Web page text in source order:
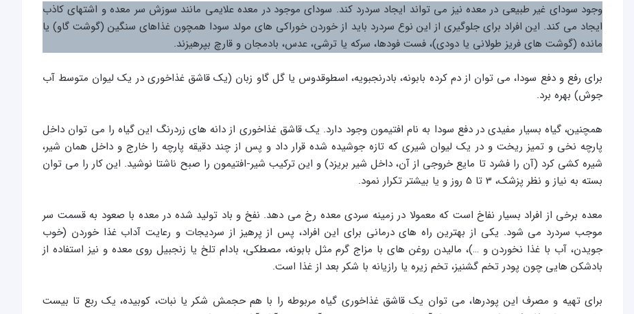
وجود سودای غیر طبیعی در معده نیز می تواند ایجاد سردرد کند. سودای موجود در معده علایمی مانند سوزش سر معده و اشتهای کاذب
ایجاد می کند. این افراد برای جلوگیری از این نوع سردرد باید از خوردن خوراکی های مولد سودا همچون غذاهای سنگین (گوشت گاو) یا
مانده (گوشت های فریز طولانی یا دودی)، فست فودها، سرکه یا ترشی، عدس، بادمجان و قارچ بپرهیزند.
برای رفع و دفع سودا، می توان از دم کرده بابونه، بادرنجبویه، اسطوقدوس یا گل گاو زبان (یک قاشق غذاخوری در یک لیوان متوسط آب
جوش) بهره برد.
همچنین، گیاه بسیار مفیدی در دفع سودا به نام افتیمون وجود دارد. یک قاشق غذاخوری از دانه های زردرنگ این گیاه را می توان داخل
پارچه نخی و تمیز ریخت و در یک لیوان شیری که تازه جوشیده شده قرار داد و پس از چند دقیقه پارچه را خارج و داخل همان شیر،
شیره کشی کرد (آن را فشرد تا مایع خروجی از آن، داخل شیر بریزد) و این ترکیب شیر-افتیمون را صبح ناشتا نوشید. این کار را می توان
بسته به نیاز و نظر پزشک، 3 تا 5 روز و یا بیشتر تکرار نمود.
معده برخی از افراد بسیار نفاخ است که معمولا در زمینه سردی معده رخ می دهد. نفخ و باد تولید شده در معده با صعود به قسمت سر
موجب سردرد می شود. یکی از بهترین راه های درمانی برای این افراد، پس از پرهیز از سردیجات و رعایت آداب غذا خوردن (خوب
جویدن، آب با غذا نخوردن و …)، مالیدن روغن های با مزاج گرم مثل بابونه، مصطکی، بادام تلخ یا زنجبیل روی معده و نیز استفاده از
بادشکن هایی چون پودر تخم گشنیز، تخم زیره یا رازیانه با شکر بعد از غذا است.
برای تهیه و مصرف این پودرها، می توان یک قاشق غذاخوری گیاه مربوطه را با هم حجمش شکر یا نبات، کوبیده، یک ربع تا بیست